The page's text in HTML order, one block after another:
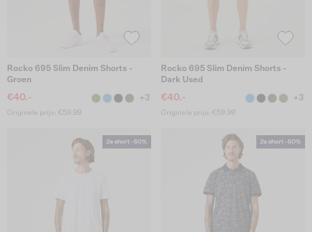
Rocko 695 Slim Denim Shorts -
Groen
€40.- +3
Originele prijs: €59.99
Rocko 695 Slim Denim Shorts -
Dark Used
€40.- +3
Originele prijs: €59.99